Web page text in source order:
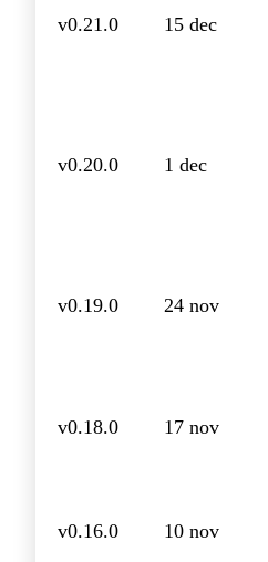
v0.21.0 15 dec
v0.20.0 1 dec
v0.19.0 24 nov
v0.18.0 17 nov
v0.16.0 10 nov